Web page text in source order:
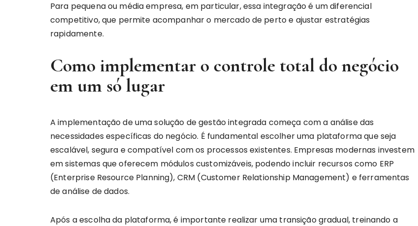
Para pequena ou média empresa, em particular, essa integração é um diferencial
competitivo, que permite acompanhar o mercado de perto e ajustar estratégias
rapidamente.
Como implementar o controle total do negócio
em um só lugar
A implementação de uma solução de gestão integrada começa com a análise das
necessidades específicas do negócio. É fundamental escolher uma plataforma que seja
escalável, segura e compatível com os processos existentes. Empresas modernas investem
em sistemas que oferecem módulos customizáveis, podendo incluir recursos como ERP
(Enterprise Resource Planning), CRM (Customer Relationship Management) e ferramentas
de análise de dados.
Após a escolha da plataforma, é importante realizar uma transição gradual, treinando a